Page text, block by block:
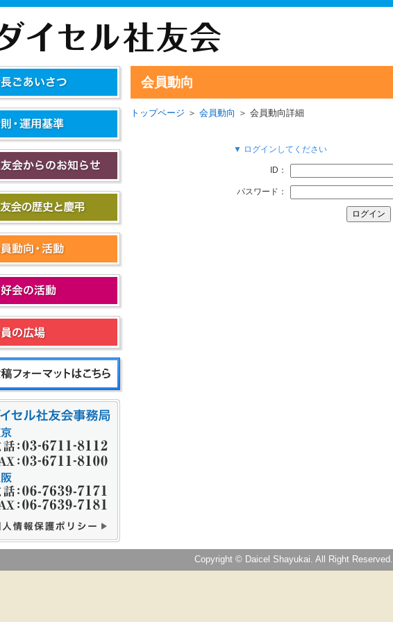
会員動向
トップページ ＞ 会員動向 ＞ 会員動向詳細
▼ ログインしてください
ID：
パスワード：
Copyright © Daicel Shayukai. All Right Reserved.